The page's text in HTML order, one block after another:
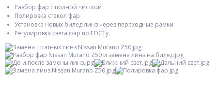
Разбор фар с полной чисткой
Полировка стекол фар
Установка новых билед линз через переходные рамки
Регулировка света фар по ГОСТу.